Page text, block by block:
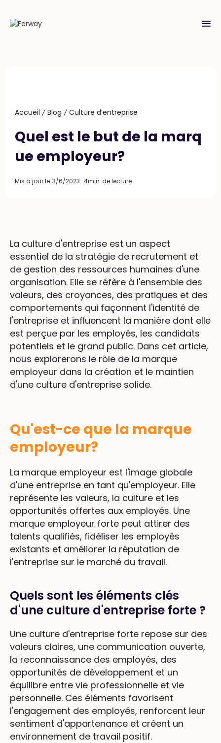
menu
Accueil Blog Culture d’entreprise
Quel est le but de la marq
ue employeur?
Mis à jour le 3/6/2023 4min de lecture
La culture d'entreprise est un aspect
essentiel de la stratégie de recrutement et
de gestion des ressources humaines d'une
organisation. Elle se réfère à l'ensemble des
valeurs, des croyances, des pratiques et des
comportements qui façonnent l'identité de
l'entreprise et influencent la manière dont elle
est perçue par les employés, les candidats
potentiels et le grand public. Dans cet article,
nous explorerons le rôle de la marque
employeur dans la création et le maintien
d'une culture d'entreprise solide.
Qu'est-ce que la marque
employeur?
La marque employeur est l'image globale
d'une entreprise en tant qu'employeur. Elle
représente les valeurs, la culture et les
opportunités offertes aux employés. Une
marque employeur forte peut attirer des
talents qualifiés, fidéliser les employés
existants et améliorer la réputation de
l'entreprise sur le marché du travail.
Quels sont les éléments clés
d'une culture d'entreprise forte ?
Une culture d'entreprise forte repose sur des
valeurs claires, une communication ouverte,
la reconnaissance des employés, des
opportunités de développement et un
équilibre entre vie professionnelle et vie
personnelle. Ces éléments favorisent
l'engagement des employés, renforcent leur
sentiment d'appartenance et créent un
environnement de travail positif.